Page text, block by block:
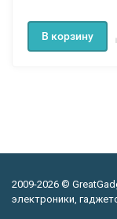
В корзину
2009-2026 ©
электроники,